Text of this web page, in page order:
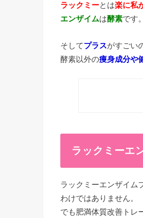
ラックミーとは楽に私
エンザイムは酵素です。
そしてプラスがすごい
酵素以外の痩身成分や
ラックミーエ
ラックミーエンザイム
わけではありません。
でも肥満体質改善トレ